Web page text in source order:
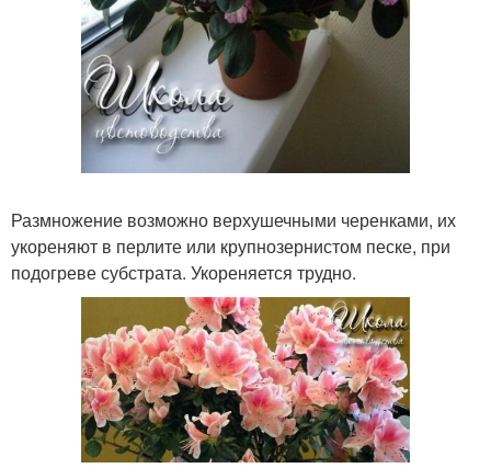
Размножение возможно верхушечными черенками, их
укореняют в перлите или крупнозернистом песке, при
подогреве субстрата. Укореняется трудно.